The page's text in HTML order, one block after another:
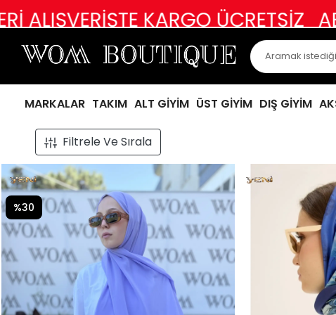
ÜCRETSİZ ABİYE, ABİYEVARİ
MARKALAR TAKIM ALT GİYİM ÜST GİYİM DIŞ GİYİM
Filtrele Ve Sırala
%30